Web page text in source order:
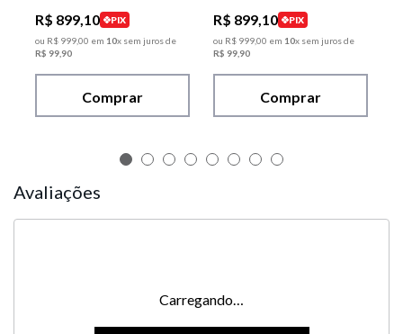
R$ 899,10
PIX
ou R$ 99900 em 10x sem juros de
R$ 99 90
Comprar
R$ 899,10
PIX
ou R$ 99900 em 10x sem juros de
R$ 99 90
Comprar
Avaliações
Carregando…